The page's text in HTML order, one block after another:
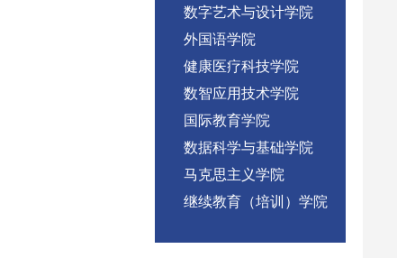
数字艺术与设计学院
外国语学院
健康医疗科技学院
数智应用技术学院
国际教育学院
数据科学与基础学院
马克思主义学院
继续教育（培训）学院